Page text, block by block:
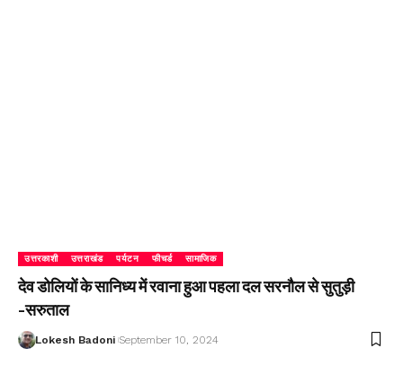
उत्तरकाशी उत्तराखंड पर्यटन फीचर्ड सामाजिक
देव डोलियों के सानिध्य में रवाना हुआ पहला दल सरनौल से सुतुड़ी
-सरुताल
Lokesh Badoni September 10, 2024